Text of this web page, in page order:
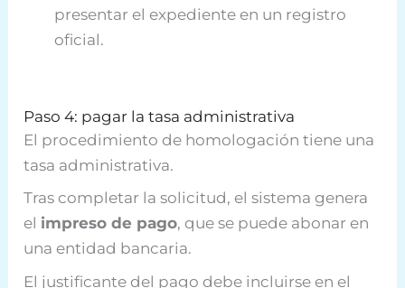
presentar el expediente en un registro
oficial.
Paso 4: pagar la tasa administrativa
El procedimiento de homologación tiene una
tasa administrativa.
Tras completar la solicitud, el sistema genera
el impreso de pago, que se puede abonar en
una entidad bancaria.
El justificante del pago debe incluirse en el